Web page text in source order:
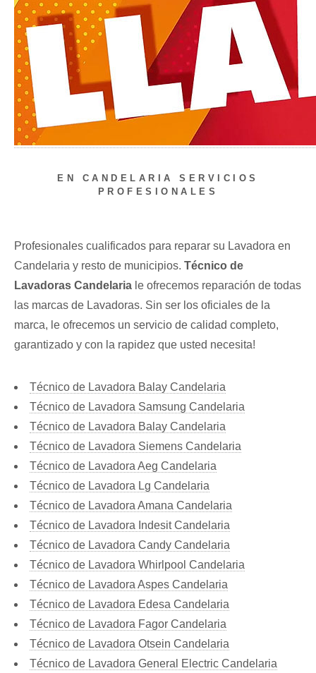
EN CANDELARIA SERVICIOS
PROFESIONALES
Profesionales cualificados para reparar su Lavadora en
Candelaria y resto de municipios. Técnico de
Lavadoras Candelaria le ofrecemos reparación de todas
las marcas de Lavadoras. Sin ser los oficiales de la
marca, le ofrecemos un servicio de calidad completo,
garantizado y con la rapidez que usted necesita!
Técnico de Lavadora Balay Candelaria
Técnico de Lavadora Samsung Candelaria
Técnico de Lavadora Balay Candelaria
Técnico de Lavadora Siemens Candelaria
Técnico de Lavadora Aeg Candelaria
Técnico de Lavadora Lg Candelaria
Técnico de Lavadora Amana Candelaria
Técnico de Lavadora Indesit Candelaria
Técnico de Lavadora Candy Candelaria
Técnico de Lavadora Whirlpool Candelaria
Técnico de Lavadora Aspes Candelaria
Técnico de Lavadora Edesa Candelaria
Técnico de Lavadora Fagor Candelaria
Técnico de Lavadora Otsein Candelaria
Técnico de Lavadora General Electric Candelaria